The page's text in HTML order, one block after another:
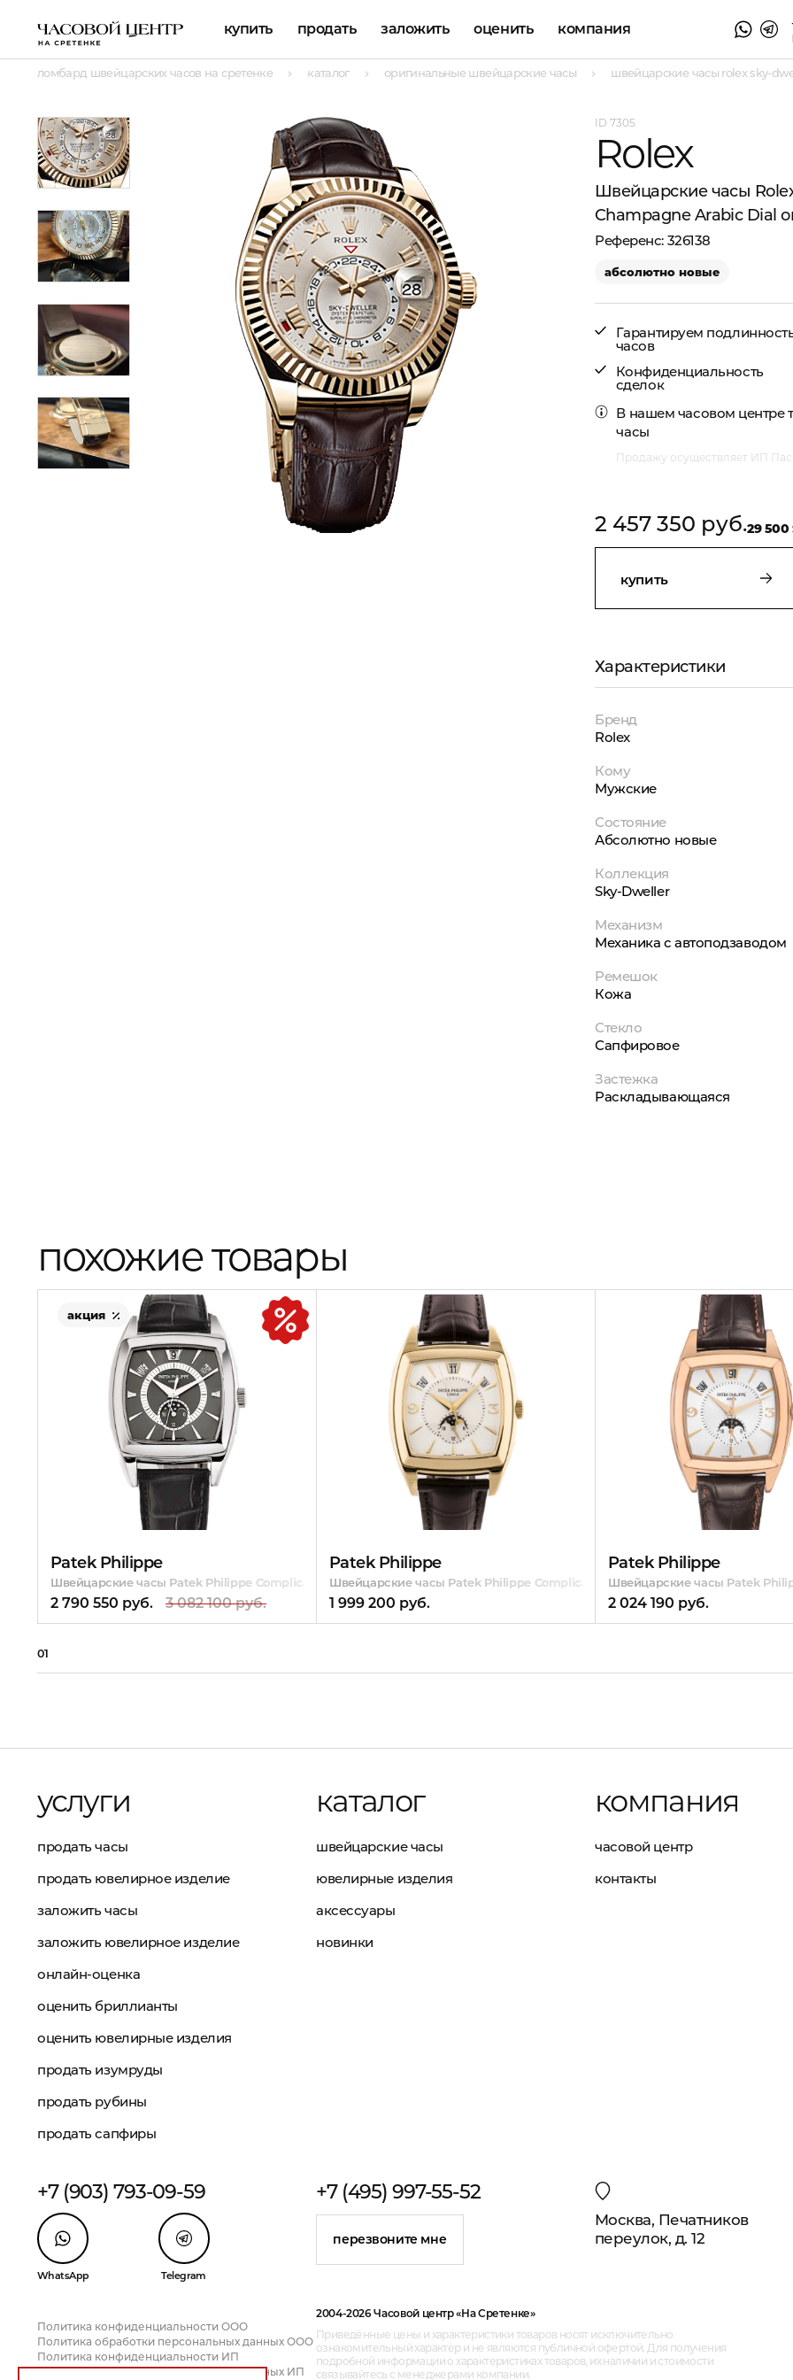
купить продать заложить оценить компания
ломбард швейцарских часов на сретенке каталог оригинальные швейцарские часы швейцарские часы rolex sky-
7305
Rolex
Швейцарские часы
Champagne Arabic Dial
326138
абсолютно новые
Гарантируем
часов
Конфиденциальность
сделок
В нашем часовом центре
часы
Продажу осуществляет ИП
2 457 350 руб.29 500
купить
Характеристики
Бренд
Rolex
Кому
Мужские
Состояние
Абсолютно новые
Коллекция
Sky-Dweller
Механизм
Механика с автоподзаводом
Ремешок
Кожа
Стекло
Сапфировое
Застежка
Раскладывающаяся
похожие товары
Patek Philippe
Швейцарские часы Patek Philippe Complicated
2 790 550 руб. 3 082 100 руб.
акция
Patek Philippe
Швейцарские часы Patek Philippe Complicated
1 999 200 руб.
Patek Philippe
Швейцарские часы Patek
2 024 190 руб.
01
услуги
продать часы
продать ювелирное изделие
заложить часы
заложить ювелирное изделие
онлайн-оценка
оценить бриллианты
оценить ювелирные изделия
продать изумруды
продать рубины
продать сапфиры
каталог
швейцарские часы
ювелирные изделия
аксессуары
новинки
компания
часовой центр
контакты
+7 (903) 793-09-59
WhatsApp Telegram
+7 (495) 997-55-52
перезвоните мне
Москва, Печатников
переулок, д. 12
Политика конфиденциальности ООО
Политика обработки персональных данных ООО
Политика конфиденциальности ИП
Политика обработки персональных данных ИП
2004-2026 Часовой центр «На Сретенке»
Приведённые цены и характеристики товаров носят исключительно
ознакомительный характер и не являются публичной офертой. Для получения
подробной информации о характеристиках товаров, их наличии и стоимости
связывайтесь с менеджерами компании.